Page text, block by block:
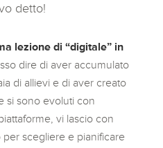
detto!
lezione di “digitale” in
dire di aver accumulato
di allievi e di aver creato
si sono evoluti con
vi lascio con
scegliere e pianificare